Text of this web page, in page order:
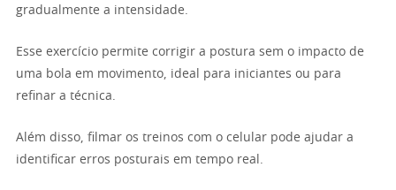
gradualmente a intensidade.
Esse exercício permite corrigir a postura sem o impacto de
uma bola em movimento, ideal para iniciantes ou para
refinar a técnica.
Além disso, filmar os treinos com o celular pode ajudar a
identificar erros posturais em tempo real.